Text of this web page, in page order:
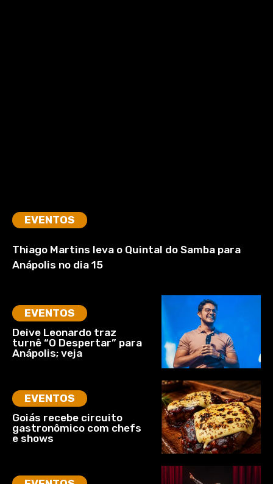
EVENTOS
Thiago Martins leva o Quintal do Samba para
Anápolis no dia 15
EVENTOS
Deive Leonardo traz
turnê “O Despertar” para
Anápolis; veja
EVENTOS
Goiás recebe circuito
gastronômico com chefs
e shows